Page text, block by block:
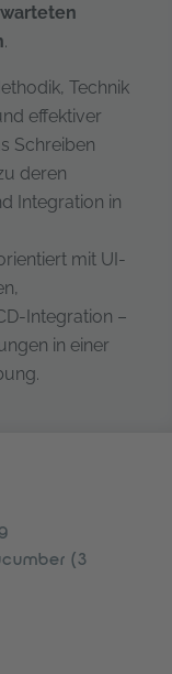
.
Technik
effektiver
Schreiben
deren
Integration in
mit UI-
Integration –
in einer
(3